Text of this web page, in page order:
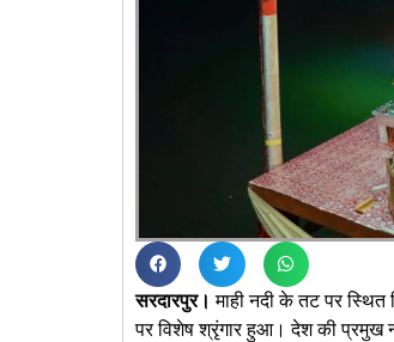
सरदारपुर। माही नदी के तट पर स्थित
पर विशेष श्रृंगार हुआ। देश की प्रमुख